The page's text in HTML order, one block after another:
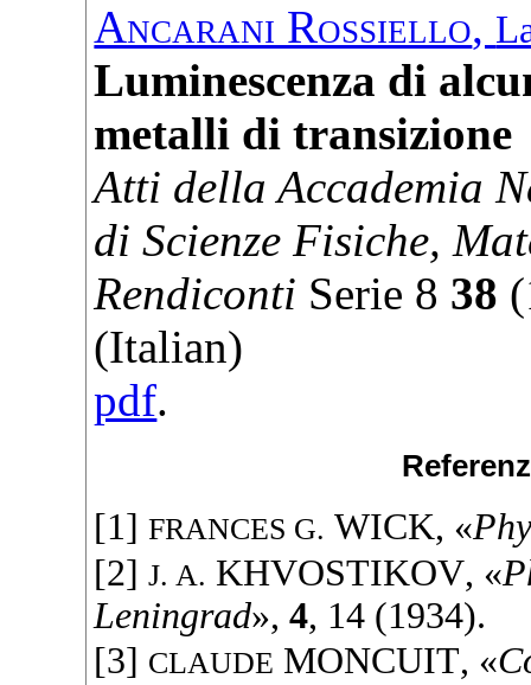
Ancarani Rossiello,
Luminescenza di
metalli di transizione
Atti della Accademia
di Scienze Fisiche,
Rendiconti Serie 8 38 (
(Italian)
pdf.
[1]FRANCES G. WICK, «
[2]J. A. KHVOSTIKOV, «
Leningrad»,4, 14 (1934).
[3] CLAUDE MONCUIT, «